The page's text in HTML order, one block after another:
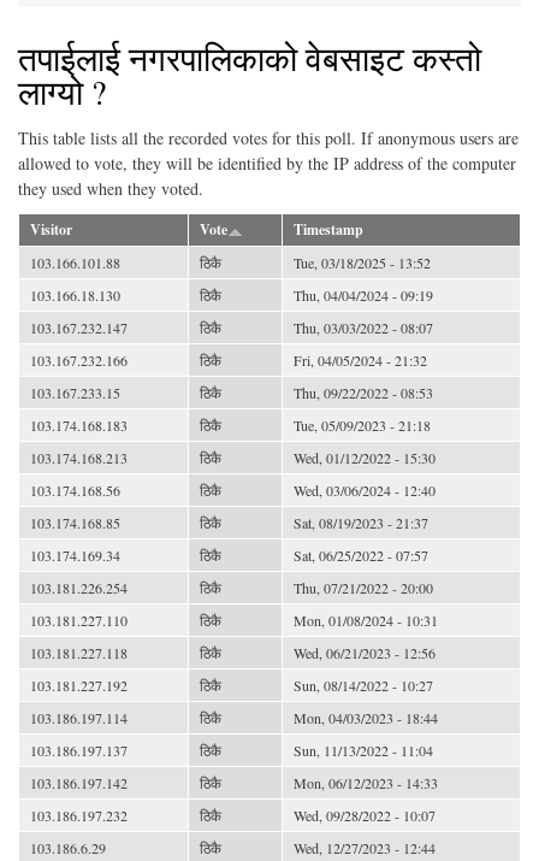
तपाईलाई नगरपालिकाको वेबसाइट कस्तो
लाग्यो ?
This table lists all the recorded votes for this poll. If anonymous users are
allowed to vote, they will be identified by the IP address of the computer
they used when they voted.
Visitor Vote Timestamp
103.166.101.88 ठिकै
Tue, 03/18/2025 - 13:52
103.166.18.130
ठिकै
Thu, 04/04/2024 - 09:19
103.167.232.147
ठिकै
Thu, 03/03/2022 - 08:07
103.167.232.166
ठिकै
Fri, 04/05/2024 - 21:32
103.167.233.15
ठिकै
Thu, 09/22/2022 - 08:53
103.174.168.183
ठिकै
Tue, 05/09/2023 - 21:18
103.174.168.213
ठिकै
Wed, 01/12/2022 - 15:30
103.174.168.56
ठिकै
Wed, 03/06/2024 - 12:40
103.174.168.85
ठिकै
Sat, 08/19/2023 - 21:37
103.174.169.34
ठिकै
Sat, 06/25/2022 - 07:57
103.181.226.254
ठिकै
Thu, 07/21/2022 - 20:00
103.181.227.110
ठिकै
Mon, 01/08/2024 - 10:31
103.181.227.118
ठिकै
Wed, 06/21/2023 - 12:56
103.181.227.192
ठिकै
Sun, 08/14/2022 - 10:27
103.186.197.114
ठिकै
Mon, 04/03/2023 - 18:44
103.186.197.137
ठिकै
Sun, 11/13/2022 - 11:04
103.186.197.142
ठिकै
Mon, 06/12/2023 - 14:33
103.186.197.232
ठिकै
Wed, 09/28/2022 - 10:07
103.186.6.29
ठिकै
Wed, 12/27/2023 - 12:44